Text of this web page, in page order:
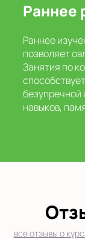
Раннее
Раннее
позволяет
Занятия по
безупречной
навыков,
все отзывы о